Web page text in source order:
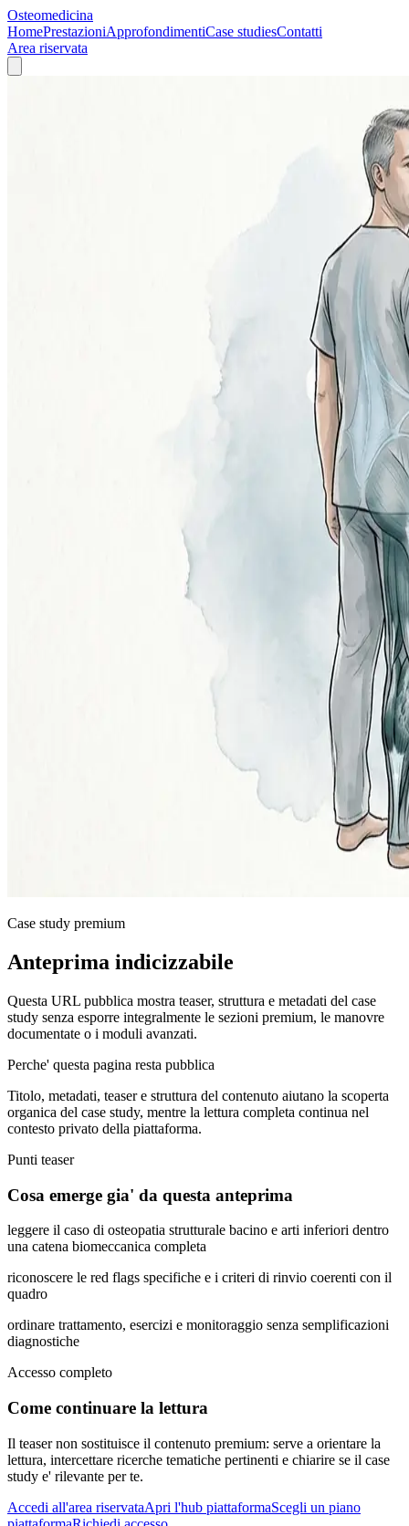
Osteomedicina
HomePrestazioniApprofondimentiCase studiesContatti
Area riservata
Case study premium
Anteprima indicizzabile
Questa URL pubblica mostra teaser, struttura e metadati del case
study senza esporre integralmente le sezioni premium, le manovre
documentate o i moduli avanzati.
Perche' questa pagina resta pubblica
Titolo, metadati, teaser e struttura del contenuto aiutano la scoperta
organica del case study, mentre la lettura completa continua nel
contesto privato della piattaforma.
Punti teaser
Cosa emerge gia' da questa anteprima
leggere il caso di osteopatia strutturale bacino e arti inferiori dentro
una catena biomeccanica completa
riconoscere le red flags specifiche e i criteri di rinvio coerenti con il
quadro
ordinare trattamento, esercizi e monitoraggio senza semplificazioni
diagnostiche
Accesso completo
Come continuare la lettura
Il teaser non sostituisce il contenuto premium: serve a orientare la
lettura, intercettare ricerche tematiche pertinenti e chiarire se il case
study e' rilevante per te.
Accedi all'area riservataApri l'hub piattaformaScegli un piano